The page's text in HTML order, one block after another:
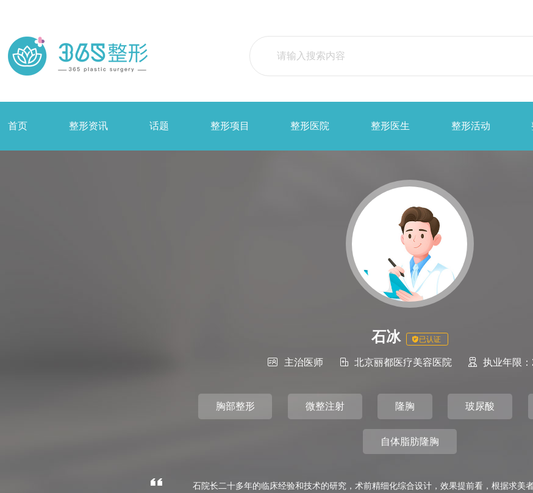
首页 整形资讯 话题 整形项目 整形医院 整形医生 整形活动
石冰 已认证
 主治医师  北京丽都医疗美容医院  执业年限
胸部整形 微整注射 隆胸 玻尿酸
自体脂肪隆胸
石院长二十多年的临床经验和技术的研究，术前精细化综合设计，效果提前看，根据求美